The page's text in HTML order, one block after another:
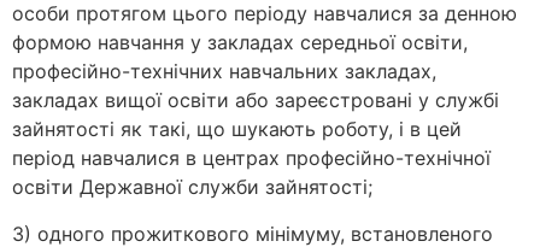
особи протягом цього періоду навчалися за денною
формою навчання у закладах середньої освіти,
професійно-технічних навчальних закладах,
закладах вищої освіти або зареєстровані у службі
зайнятості як такі, що шукають роботу, і в цей
період навчалися в центрах професійно-технічної
освіти Державної служби зайнятості;
3) одного прожиткового мінімуму, встановленого